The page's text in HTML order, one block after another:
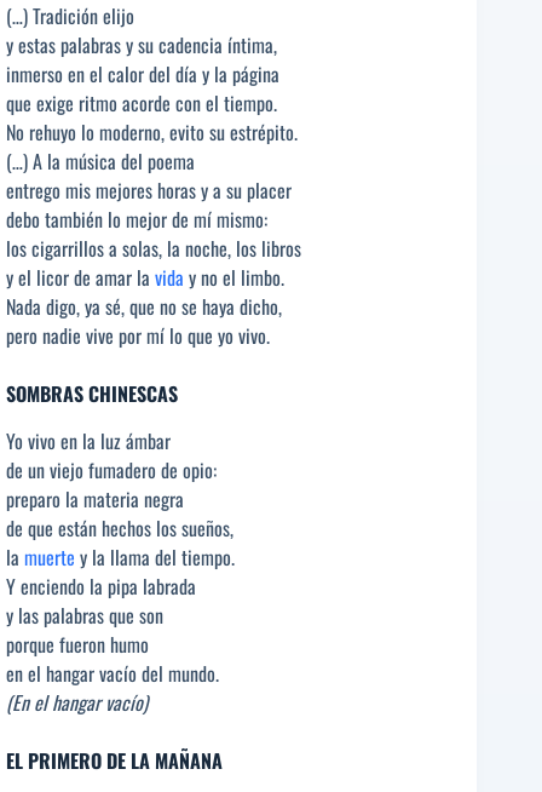
(…) Tradición elijo
y estas palabras y su cadencia íntima,
inmerso en el calor del día y la página
que exige ritmo acorde con el tiempo.
No rehuyo lo moderno, evito su estrépito.
(…) A la música del poema
entrego mis mejores horas y a su placer
debo también lo mejor de mí mismo:
los cigarrillos a solas, la noche, los libros
y el licor de amar la vida y no el limbo.
Nada digo, ya sé, que no se haya dicho,
pero nadie vive por mí lo que yo vivo.
SOMBRAS CHINESCAS
Yo vivo en la luz ámbar
de un viejo fumadero de opio:
preparo la materia negra
de que están hechos los sueños,
la muerte y la llama del tiempo.
Y enciendo la pipa labrada
y las palabras que son
porque fueron humo
en el hangar vacío del mundo.
(En el hangar vacío)
EL PRIMERO DE LA MAÑANA